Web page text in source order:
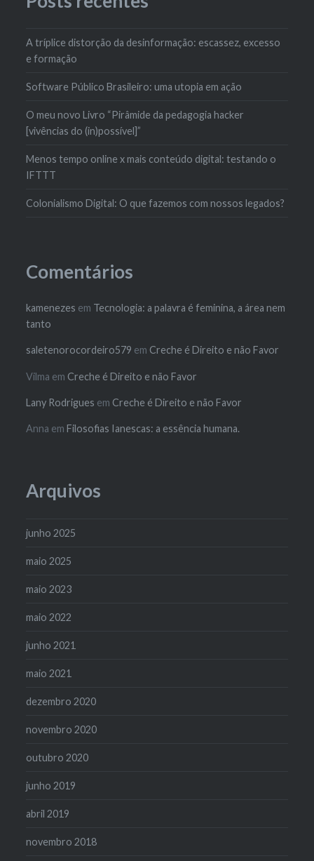
A tríplice distorção da desinformação: escassez, excesso
e formação
Software Público Brasileiro: uma utopia em ação
O meu novo Livro “Pirâmide da pedagogia hacker
[vivências do (in)possível]”
Menos tempo online x mais conteúdo digital: testando o
IFTTT
Colonialismo Digital: O que fazemos com nossos legados?
Comentários
kamenezes em Tecnologia: a palavra é feminina, a área nem
tanto
saletenorocordeiro579 em Creche é Direito e não Favor
Vilma em Creche é Direito e não Favor
Lany Rodrigues em Creche é Direito e não Favor
Anna em Filosofias Ianescas: a essência humana.
Arquivos
junho 2025
maio 2025
maio 2023
maio 2022
junho 2021
maio 2021
dezembro 2020
novembro 2020
outubro 2020
junho 2019
abril 2019
novembro 2018